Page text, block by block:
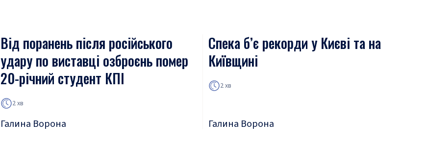
Від поранень після російського
удару по виставці озброєнь помер
20-річний студент КПІ
2 хв
Галина Ворона
Спека б’є рекорди у Києві та на
Київщині
2 хв
Галина Ворона